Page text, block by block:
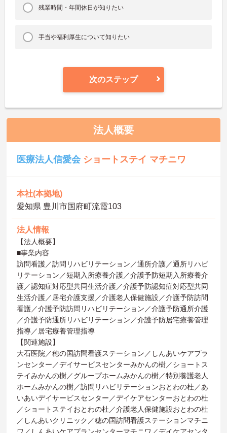
残業時間・年間休日が知りたい
手当や福利厚生について知りたい
次のステップ
法人概要
医療法人信愛会 ショートステイ マチニワ
本社(本拠地)
愛知県 豊川市国府町流霞103
法人情報
【法人概要】
■事業内容
訪問看護／訪問リハビリテーション／通所介護／通所リハビ
リテーション／短期入所療養介護／介護予防短期入所療養介
護／認知症対応型共同生活介護／介護予防認知症対応型共同
生活介護／居宅介護支援／介護老人保健施設／介護予防訪問
看護／介護予防訪問リハビリテーション／介護予防通所介護
／介護予防通所リハビリテーション／介護予防居宅療養管理
指導／居宅療養管理指導
【関連施設】
大石医院／穂の国訪問看護ステーション／しんあいケアプラ
ンセンター／デイサービスセンターみかんの樹／ショートス
テイみかんの樹／グループホームみかんの樹／特別養護老人
ホームみかんの樹／訪問リハビリテーションおとわの杜／あ
いあいデイサービスセンター／デイケアセンターおとわの杜
／ショートステイおとわの杜／介護老人保健施設おとわの杜
／しんあいクリニック／穂の国訪問看護ステーションマチニ
ワ／しんあいケアプランセンターマチニワ／デイケアセンタ